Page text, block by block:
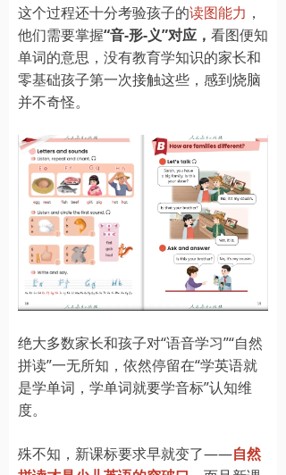
这个过程还十分考验孩子的读图能力 ，
他们需要掌握“音-形-义”对应， 看图便知
单词的意思，没有教育学知识的家长和
零基础孩子第一次接触这些，感到烧脑
并不奇怪。
绝大多数家长和孩子对“语音学习”“自然
拼读”一无所知，依然停留在“学英语就
是学单词，学单词就要学音标”认知维
度。
殊不知，新课标要求早就变了——自然